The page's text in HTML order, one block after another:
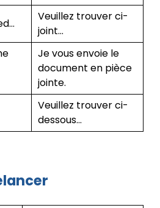
Veuillez trouver ci-
joint…
Je vous envoie le
document en pièce
jointe.
Veuillez trouver ci-
dessous…